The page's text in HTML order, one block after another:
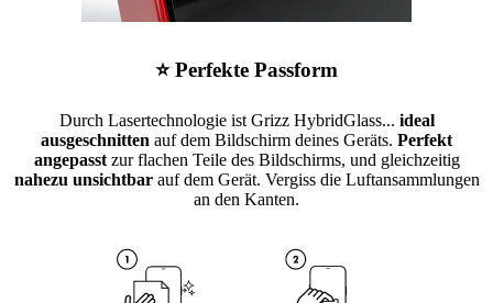
⭐ Perfekte Passform
Durch Lasertechnologie ist Grizz HybridGlass... ideal
ausgeschnitten auf dem Bildschirm deines Geräts. Perfekt
angepasstzur flachen Teile des Bildschirms, und gleichzeitig
nahezu unsichtbarauf dem Gerät. Vergiss die Luftansammlungen
an den Kanten.